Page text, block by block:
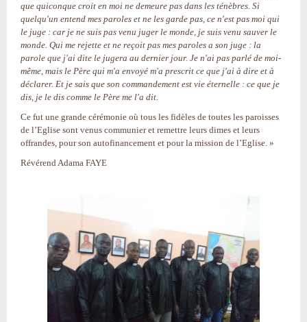
que quiconque croit en moi ne demeure pas dans les ténèbres. Si
quelqu'un entend mes paroles et ne les garde pas, ce n'est pas moi qui
le juge : car je ne suis pas venu juger le monde, je suis venu sauver le
monde. Qui me rejette et ne reçoit pas mes paroles a son juge : la
parole que j'ai dite le jugera au dernier jour. Je n'ai pas parlé de moi-
même, mais le Père qui m'a envoyé m'a prescrit ce que j'ai à dire et à
déclarer. Et je sais que son commandement est vie éternelle : ce que je
dis, je le dis comme le Père me l'a dit.
Ce fut une grande cérémonie où tous les fidèles de toutes les paroisses
de l’Eglise sont venus communier et remettre leurs dimes et leurs
offrandes, pour son autofinancement et pour la mission de l’Eglise. »
Révérend Adama FAYE